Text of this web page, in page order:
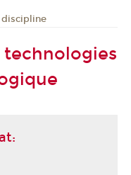
discipline
technologies